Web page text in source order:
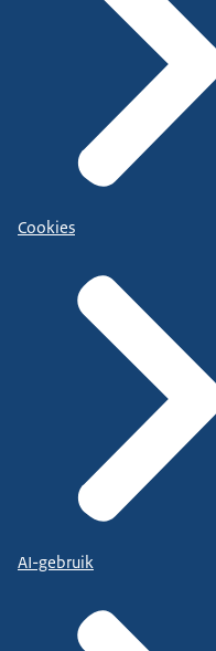
Cookies
AI-gebruik